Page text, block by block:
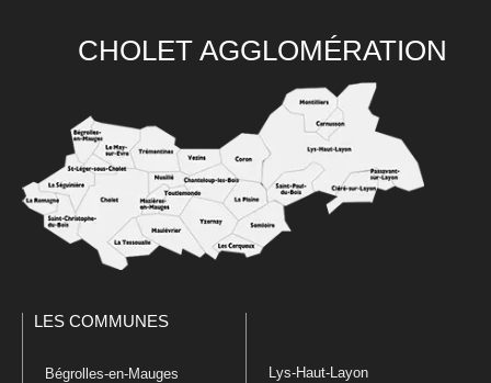
CHOLET AGGLOMÉRATION
LES COMMUNES
Bégrolles-en-Mauges Lys-Haut-Layon